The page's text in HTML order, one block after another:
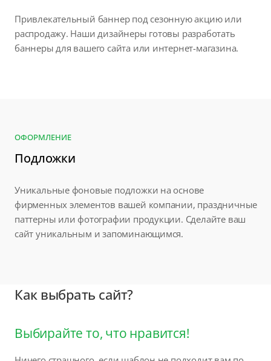
Привлекательный баннер под сезонную акцию или
распродажу. Наши дизайнеры готовы разработать
баннеры для вашего сайта или интернет-магазина.
ОФОРМЛЕНИЕ
Подложки
Уникальные фоновые подложки на основе
фирменных элементов вашей компании, праздничные
паттерны или фотографии продукции. Сделайте ваш
сайт уникальным и запоминающимся.
Как выбрать сайт?
Выбирайте то, что нравится!